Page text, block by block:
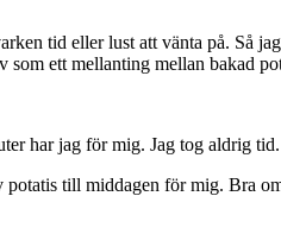
tid eller lust att vänta på. Så
ett mellanting mellan bakad
har jag för mig. Jag tog aldrig
till middagen för mig. Bra